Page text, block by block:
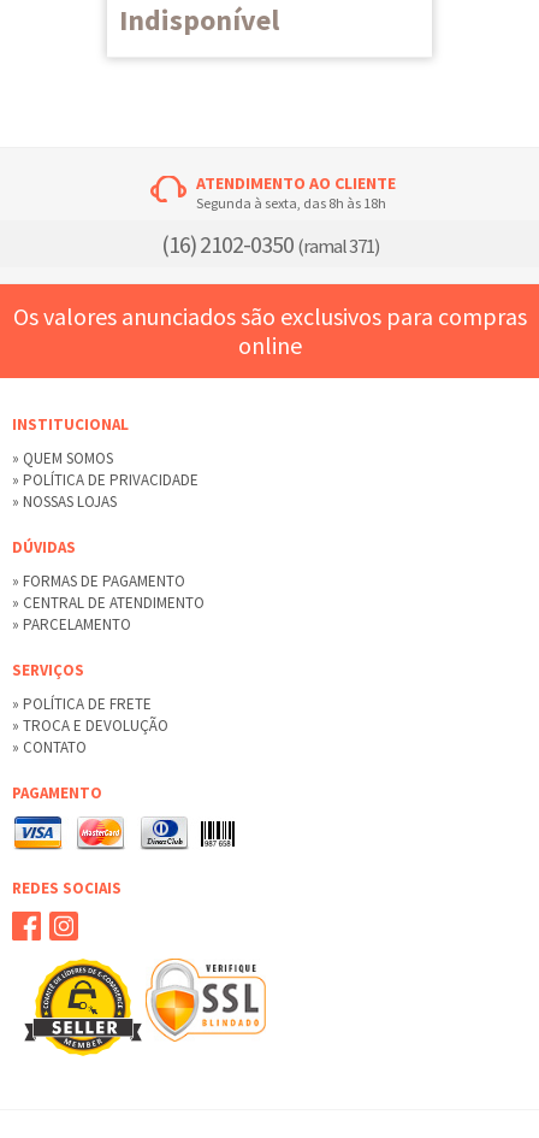
Indisponível
ATENDIMENTO AO CLIENTE
Segunda à sexta, das 8h às 18h
(16) 2102-0350(ramal 371)
Os valores anunciados são exclusivos para compras
online
INSTITUCIONAL
» QUEM SOMOS
» POLÍTICA DE PRIVACIDADE
» NOSSAS LOJAS
DÚVIDAS
» FORMAS DE PAGAMENTO
» CENTRAL DE ATENDIMENTO
» PARCELAMENTO
SERVIÇOS
» POLÍTICA DE FRETE
» TROCA E DEVOLUÇÃO
» CONTATO
PAGAMENTO
REDES SOCIAIS